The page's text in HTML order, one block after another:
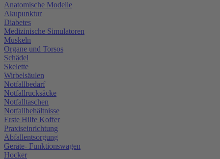
Anatomische Modelle
Akupunktur
Diabetes
Medizinische Simulatoren
Muskeln
Organe und Torsos
Schädel
Skelette
Wirbelsäulen
Notfallbedarf
Notfallrucksäcke
Notfalltaschen
Notfallbehältnisse
Erste Hilfe Koffer
Praxiseinrichtung
Abfallentsorgung
Geräte- Funktionswagen
Hocker